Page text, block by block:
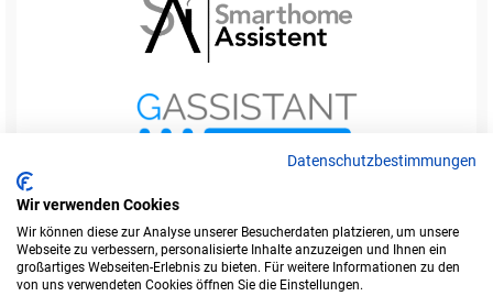
Startseite Foren-Übersicht
Legende Kontakt
Werbung buchen
Datenschutzbestimmungen
Wir verwenden Cookies
Wir können diese zur Analyse unserer Besucherdaten platzieren, um unsere
Webseite zu verbessern, personalisierte Inhalte anzuzeigen und Ihnen ein
großartiges Webseiten-Erlebnis zu bieten. Für weitere Informationen zu den
von uns verwendeten Cookies öffnen Sie die Einstellungen.